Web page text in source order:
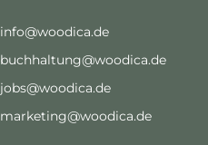
info@woodica.de
buchhaltung@woodica.de
jobs@woodica.de
marketing@woodica.de